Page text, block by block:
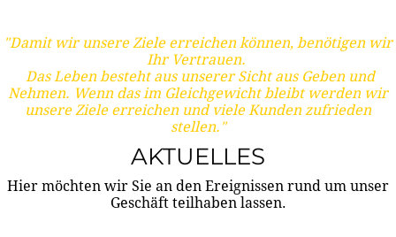
"Damit wir unsere Ziele erreichen können, benötigen wir
Ihr Vertrauen.
Das Leben besteht aus unserer Sicht aus Geben und
Nehmen. Wenn das im Gleichgewicht bleibt werden wir
unsere Ziele erreichen und viele Kunden zufrieden
stellen."
AKTUELLES
Hier möchten wir Sie an den Ereignissen rund um unser
Geschäft teilhaben lassen.